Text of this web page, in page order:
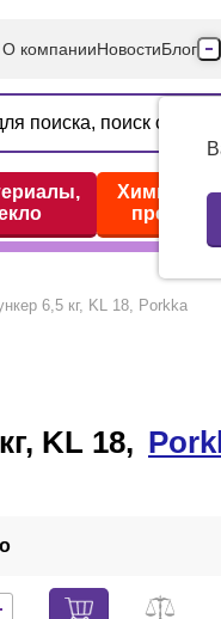
О компанииНовостиБлог
6,5 кг, KL 18, Porkka
KL 18,